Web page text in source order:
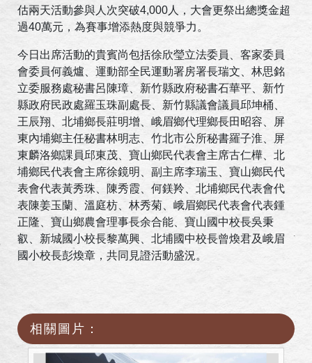
估兩天活動參與人次突破4,000人，大會更祭出總獎金超
過40萬元，為賽事增添熱度與競爭力。
今日出席活動的貴賓尚包括徐欣瑩立法委員、客家委員
會委員何義爐、運動部全民運動署房署長瑞文、林思銘
立委服務處秘書呂陳璋、新竹縣政府秘書石華平、新竹
縣政府民政處羅玉珠副處長、新竹縣議會議員邱坤桶、
王辰翔、北埔鄉長莊明增、峨眉鄉代理鄉長田昭容、屏
東內埔鄉主任秘書林明志、竹北市公所秘書羅子淮、屏
東麟洛鄉課員邱東茂、寶山鄉民代表會主席古仁樺、北
埔鄉民代表會主席徐鏡明、副主席李瑞玉、寶山鄉民代
表會代表黃秀珠、陳秀霞、何鎂羚、北埔鄉民代表會代
表陳姜玉蘭、溫庭枋、林秀菊、峨眉鄉民代表會代表鍾
正隆、寶山鄉農會理事長余合能、寶山國中校長吳秉
叡、新城國小校長黎萬興、北埔國中校長曾煥君及峨眉
國小校長彭煥章，共同見證活動盛況。
相關圖片：